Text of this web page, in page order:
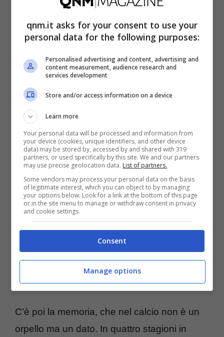
che il prestito ha senso.
La posizione del Liverpool e gli incastri
L’ostacolo principale è ilLiverpool. Con
Salah
scommessa rischiosa. Da Anfield filtra una
preferenza per untrasferimento definitivo
non per un prestito secco: la classica
distanza tra esigenze sportive e sostenibilità
economica. Sullo sfondo si muovono anche
RomaeNapoli, citate come interessate:
segnali di mercato, non certezze. Ad oggi
non risultano comunicazioni ufficiali dei club
coinvolti sui termini o sulle valutazioni.
C’è poi la memoria, che nel calcio non è un
orpello ma un dato. In quattro stagioni in
qnm.it asks for your consent to use your
personal data for the following purposes:
Personalised advertising and content, advertising and
content measurement, audience research and
services development
Store and/or access information on a device
Learn more
Your personal data will be processed and information from
your device (cookies, unique identifiers, and other device
data) may be stored by, accessed by and shared with 319
partners, or used specifically by this site. We and our partners
may use precise geolocation data. List of partners.
Some vendors may process your personal data on the basis
of legitimate interest, which you can object to by managing
your options below. Look for a link at the bottom of this page
or in the site menu to manage or withdraw consent in privacy
and cookie settings.
Consent
Manage options